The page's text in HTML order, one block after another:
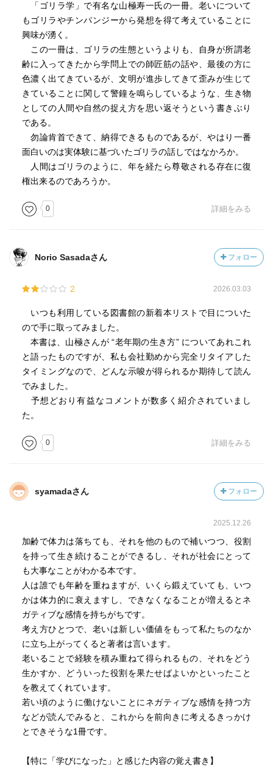
「ゴリラ学」で有名な山極寿一氏の一冊。老いについて
もゴリラやチンパンジーから発想を得て考えていることに
興味が湧く。
この一冊は、ゴリラの生態というよりも、自身が所謂老
齢に入ってきたから学問上での師匠筋の話や、最後の方に
色濃く出てきているが、文明が進歩してきて歪みが生じて
きていることに関して警鐘を鳴らしているような、生き物
としての人間や自然の捉え方を思い返そうという書きぶり
である。
勿論肯首できて、納得できるものであるが、やはり一番
面白いのは実体験に基づいたゴリラの話しではなかろか。
人間はゴリラのように、年を経たら尊敬される存在に復
権出来るのであろうか。
0 詳細をみる
Norio Sasadaさん フォロー
2 2026.03.03
いつも利用している図書館の新着本リストで目についた
ので手に取ってみました。
本書は、山極さんが “老年期の生き方” についてあれこれ
と語ったものですが、私も会社勤めから完全リタイアした
タイミングなので、どんな示唆が得られるか期待して読ん
でみました。
予想どおり有益なコメントが数多く紹介されていまし
た。
0 詳細をみる
syamadaさん フォロー
2025.12.26
加齢で体力は落ちても、それを他のもので補いつつ、役割
を持って生き続けることができるし、それが社会にとって
も大事なことがわかる本です。
人は誰でも年齢を重ねますが、いくら鍛えていても、いつ
かは体力的に衰えますし、できなくなることが増えるとネ
ガティブな感情を持ちがちです。
考え方ひとつで、老いは新しい価値をもって私たちのなか
に立ち上がってくると著者は言います。
老いることで経験を積み重ねて得られるもの、それをどう
生かすか、どういった役割を果たせばよいかといったこと
を教えてくれています。
若い頃のように働けないことにネガティブな感情を持つ方
などが読んでみると、これからを前向きに考えるきっかけ
とできそうな1冊です。
【特に「学びになった」と感じた内容の覚え書き】